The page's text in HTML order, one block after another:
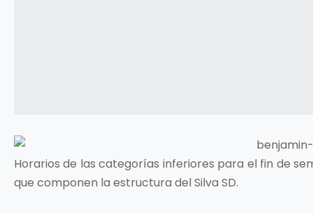
Horarios de las categorías inferiores para el fin de
que componen la estructura del Silva SD.